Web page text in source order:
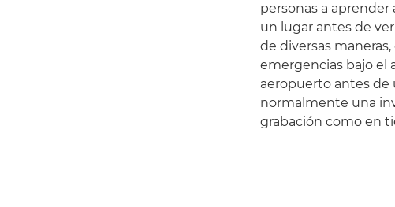
personas a aprender
un lugar antes de
de diversas
emergencias bajo el
aeropuerto antes de
normalmente una
grabación como en